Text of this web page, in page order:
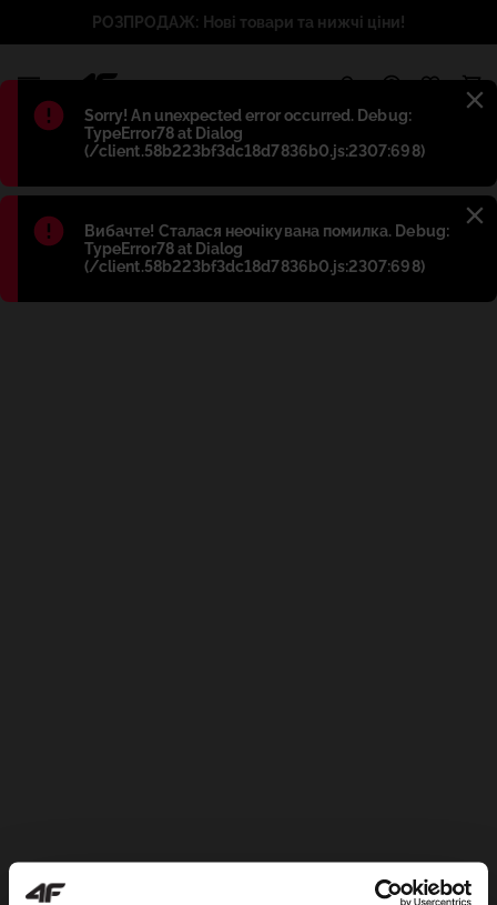
Błąd:
Sorry! An unexpected error occurred. Debug:
TypeError78 at Dialog
(/client.58b223bf3dc18d7836b0.js:2307:698)
Błąd:
Вибачте! Сталася неочікувана помилка. Debug:
TypeError78 at Dialog
(/client.58b223bf3dc18d7836b0.js:2307:698)
РОЗПРОДАЖ: Нові товари та нижчі ціни!